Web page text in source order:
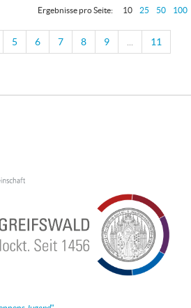
Ergebnisse pro Seite: 10 25 50 100
5 6 7 8 9 11